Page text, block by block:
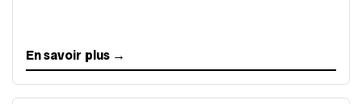
En savoir plus →